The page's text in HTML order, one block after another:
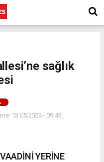
sağlık
13.05.2026 - 09:45
YERİNE